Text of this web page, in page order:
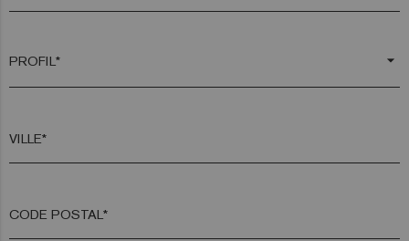
arrow_drop_down
VILLE*
CODE POSTAL*